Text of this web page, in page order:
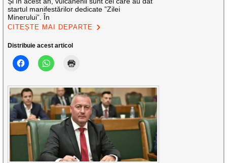
startul manifestărilor dedicate ”Zilei
Minerului”. În
CITEȘTE MAI DEPARTE
Distribuie acest articol